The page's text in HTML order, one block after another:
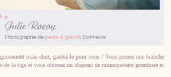
mais chut, gardez-le pour vous ! Vous prenez une branche
de la tige et vous obtenez un chapeau de mousquetaire grandiose et